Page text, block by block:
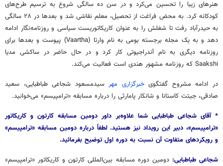
هنرهای زیبا را تحسین می‌کرد و در سن ده سالگی شروع به ترسیم طرح‌های
کودکانه کرد. به محض فراغت از تحصیل، معلم نقاشی شد و بعدها در ۲۸ سالگی
به حیدرآباد رفت تا شغلش را به عنوان کاریکاتوریست سیاسی و روزنامه‌نگار ادامه
دهد و به یک مجله برجسته بومی به نام وارتا
(Vaartha) پیوست و بعدها برای
روزنامه دیگری به نامآندراجیوتی کار کرد و در حال حاضر درساکشی مدیا
Saakshi که روزنامه مشهور هندی است فعالیت می‌کند.
در ادامه مشروح گفتگویخبرگزاری مهر سیدمسعود شجاعی طباطبایی، سعید
صادقی، جیتت کاستانا و شانکار پامارثی را درباره مسابقه «ترامپیسم» می‌خوانید.
* آقای شجاعی طباطبایی شما علاوه‌بر داور دومین مسابقه کارتون و کاریکاتور
«ترامپیسم»، دبیر این رویداد نیز هستید. لطفاً درباره دومین مسابقه «ترامپیسم»
و رویکردهای متفاوت آن نسبت به دوره اول توضیح بفرمائید.
شجاعی طباطبایی: دومین دوره مسابقه بین‌المللی کارتون و کاریکاتور «ترامپیسم»